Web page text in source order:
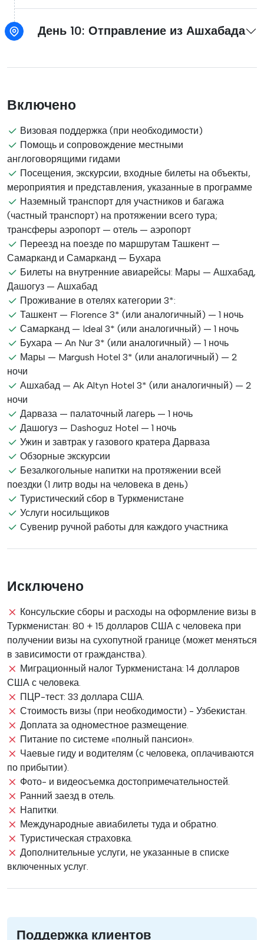
День 10: Отправление из Ашхабада
Включено
Визовая поддержка (при необходимости)
Помощь и сопровождение местными
англоговорящими гидами
Посещения, экскурсии, входные билеты на объекты,
мероприятия и представления, указанные в программе
Наземный транспорт для участников и багажа
(частный транспорт) на протяжении всего тура;
трансферы аэропорт — отель — аэропорт
Переезд на поезде по маршрутам Ташкент —
Самарканд и Самарканд — Бухара
Билеты на внутренние авиарейсы: Мары — Ашхабад,
Дашогуз — Ашхабад
Проживание в отелях категории 3*:
Ташкент — Florence 3* (или аналогичный) — 1 ночь
Самарканд — Ideal 3* (или аналогичный) — 1 ночь
Бухара — An Nur 3* (или аналогичный) — 1 ночь
Мары — Margush Hotel 3* (или аналогичный) — 2
ночи
Ашхабад — Ak Altyn Hotel 3* (или аналогичный) — 2
ночи
Дарваза — палаточный лагерь — 1 ночь
Дашогуз — Dashoguz Hotel — 1 ночь
Ужин и завтрак у газового кратера Дарваза
Обзорные экскурсии
Безалкогольные напитки на протяжении всей
поездки (1 литр воды на человека в день)
Туристический сбор в Туркменистане
Услуги носильщиков
Сувенир ручной работы для каждого участника
Исключено
Консульские сборы и расходы на оформление визы в
Туркменистан: 80 + 15 долларов США с человека при
получении визы на сухопутной границе (может меняться
в зависимости от гражданства).
Миграционный налог Туркменистана: 14 долларов
США с человека.
ПЦР-тест: 33 доллара США.
Стоимость визы (при необходимости) - Узбекистан.
Доплата за одноместное размещение.
Питание по системе «полный пансион».
Чаевые гиду и водителям (с человека, оплачиваются
по прибытии).
Фото- и видеосъемка достопримечательностей.
Ранний заезд в отель.
Напитки.
Международные авиабилеты туда и обратно.
Туристическая страховка.
Дополнительные услуги, не указанные в списке
включенных услуг.
Поддержка клиентов